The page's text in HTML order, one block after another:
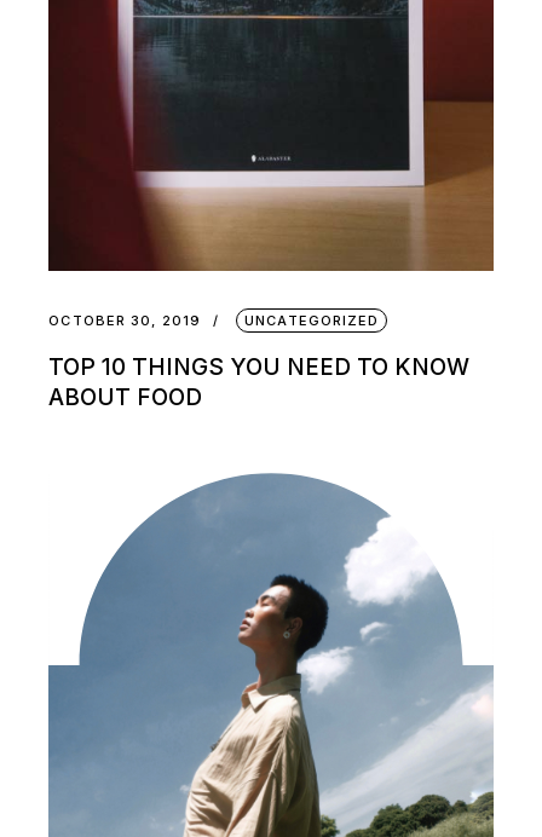
OCTOBER 30, 2019 UNCATEGORIZED
TOP 10 THINGS YOU NEED TO KNOW
ABOUT FOOD